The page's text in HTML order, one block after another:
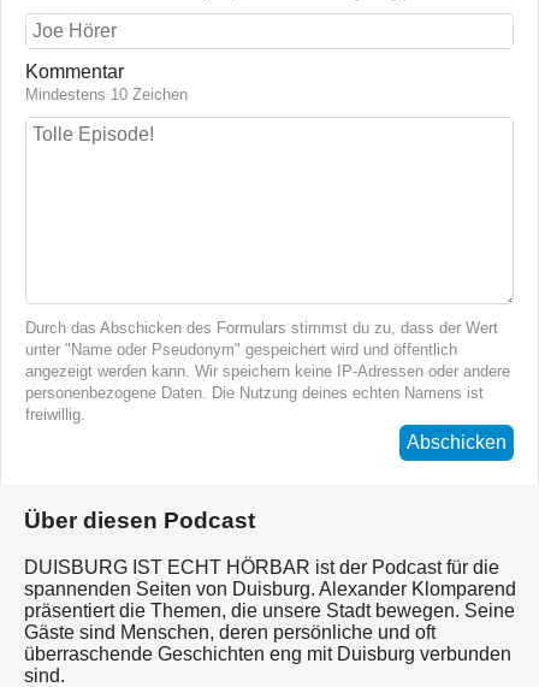
Kommentar
Mindestens 10 Zeichen
Durch das Abschicken des Formulars stimmst du zu, dass der Wert
unter "Name oder Pseudonym" gespeichert wird und öffentlich
angezeigt werden kann. Wir speichern keine IP-Adressen oder andere
personenbezogene Daten. Die Nutzung deines echten Namens ist
freiwillig.
Abschicken
Über diesen Podcast
DUISBURG IST ECHT HÖRBAR ist der Podcast für die
spannenden Seiten von Duisburg. Alexander Klomparend
präsentiert die Themen, die unsere Stadt bewegen. Seine
Gäste sind Menschen, deren persönliche und oft
überraschende Geschichten eng mit Duisburg verbunden
sind.